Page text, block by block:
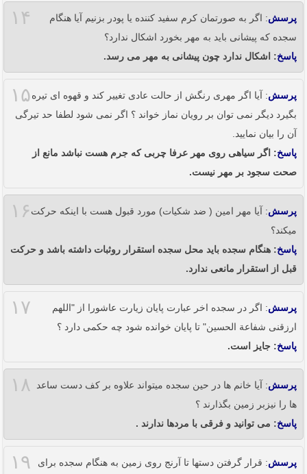
۱۴ پرسش: اگر به صورتمان کرم سفید کننده یا پودر بزنیم آیا هنگام
سجده که پیشانی باید به مهر بخورد اشکال ندارد؟
پاسخ: اشکال ندارد چون پیشانی به مهر می رسد.
۱۵ پرسش: آیا اگر مهری رنگش از حالت عادی تغییر کند و قهوه ای تیره
بگیرد دیگر نمی توان بر رویان نماز خواند ؟ اگر نمی شود لطفا حد تیرگی
آن را بیان نمایید.
پاسخ: اگر سیاهی روی مهر عرفا چربی که جرم هست نباشد مانع از
صحت سجود بر مهر نیست.
۱۶ پرسش: آیا مهر امین ( ضد شکیات) مورد قبول هست با اینکه حرکت
میکند؟
پاسخ: هنگام سجده باید محل سجده استقرار روثبات داشته باشد و حرکت
قبل از استقرار مانعی ندارد.
۱۷ پرسش: اگر در سجده اخر عبارت پایان زیارت عاشورا از "اللهم
ارزقنی شفاعة الحسین" تا پایان خوانده شود چه حکمی دارد ؟
پاسخ: جایز است.
۱۸ پرسش: آیا خانم ها در حین سجده میتواند علاوه بر کف دست ساعد
ها را نیزبر زمین بگذارند ؟
پاسخ: می توانید و فرقی با مردها ندارند .
۱۹ پرسش: قرار گرفتن دستها تا آرنج روی زمین به هنگام سجده برای